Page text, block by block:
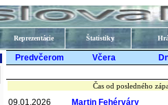
Reprezentácie Štatistiky
Predvčerom Včera
Čas od posledného
09.01.2026 Martin Fehérváry